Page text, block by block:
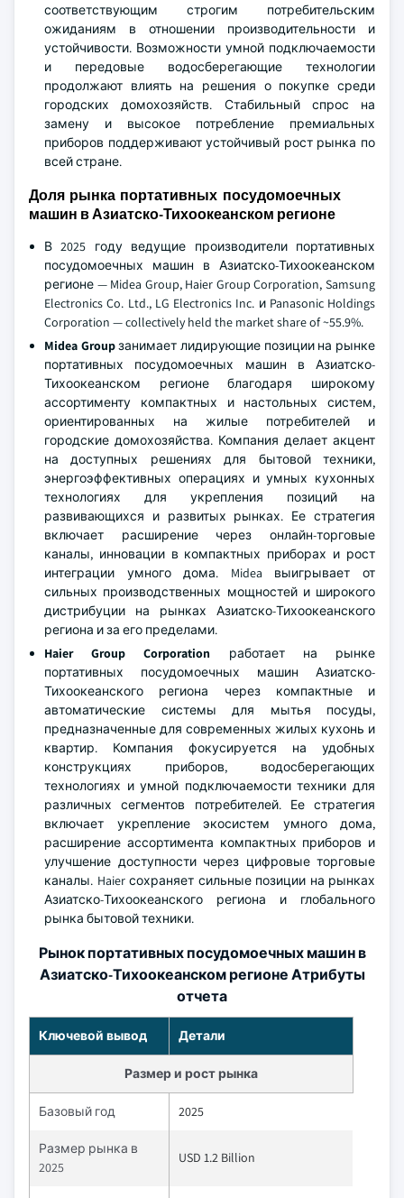
соответствующим строгим потребительским
ожиданиям в отношении производительности и
устойчивости. Возможности умной подключаемости
и передовые водосберегающие технологии
продолжают влиять на решения о покупке среди
городских домохозяйств. Стабильный спрос на
замену и высокое потребление премиальных
приборов поддерживают устойчивый рост рынка по
всей стране.
Доля рынка портативных посудомоечных
машин в Азиатско-Тихоокеанском регионе
В 2025 году ведущие производители портативных
посудомоечных машин в Азиатско-Тихоокеанском
регионе — Midea Group, Haier Group Corporation, Samsung
Electronics Co. Ltd., LG Electronics Inc. и Panasonic Holdings
Corporation — collectively held the market share of ~55.9%.
Midea Groupзанимает лидирующие позиции на рынке
портативных посудомоечных машин в Азиатско-
Тихоокеанском регионе благодаря широкому
ассортименту компактных и настольных систем,
ориентированных на жилые потребителей и
городские домохозяйства. Компания делает акцент
на доступных решениях для бытовой техники,
энергоэффективных операциях и умных кухонных
технологиях для укрепления позиций на
развивающихся и развитых рынках. Ее стратегия
включает расширение через онлайн-торговые
каналы, инновации в компактных приборах и рост
интеграции умного дома. Midea выигрывает от
сильных производственных мощностей и широкого
дистрибуции на рынках Азиатско-Тихоокеанского
региона и за его пределами.
Haier Group Corporation работает на рынке
портативных посудомоечных машин Азиатско-
Тихоокеанского региона через компактные и
автоматические системы для мытья посуды,
предназначенные для современных жилых кухонь и
квартир. Компания фокусируется на удобных
конструкциях приборов, водосберегающих
технологиях и умной подключаемости техники для
различных сегментов потребителей. Ее стратегия
включает укрепление экосистем умного дома,
расширение ассортимента компактных приборов и
улучшение доступности через цифровые торговые
каналы. Haier сохраняет сильные позиции на рынках
Азиатско-Тихоокеанского региона и глобального
рынка бытовой техники.
Рынок портативных посудомоечных машин в
Азиатско-Тихоокеанском регионе Атрибуты
отчета
Ключевой вывод Детали
Размер и рост рынка
Базовый год 2025
Размер рынка в
2025
USD 1.2 Billion